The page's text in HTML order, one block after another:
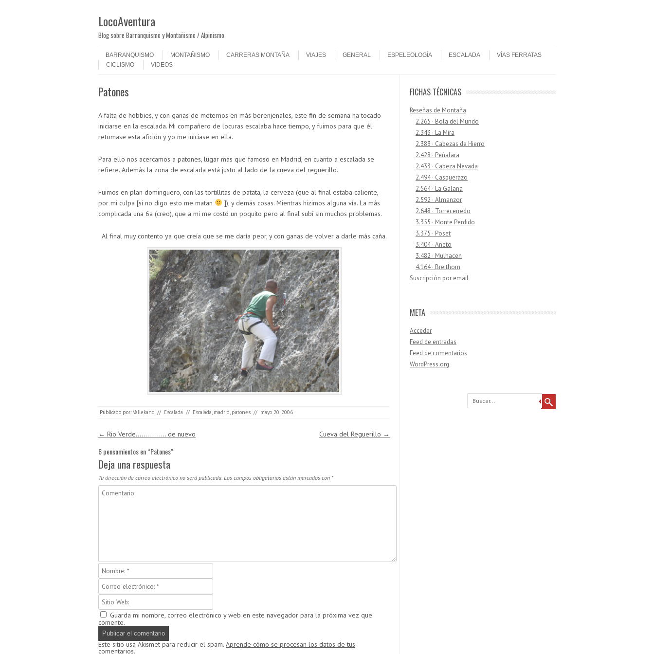
LocoAventura
Blog sobre Barranquismo y Montañismo / Alpinismo
Menú
BARRANQUISMO
MONTAÑISMO CARRERAS MONTAÑA VIAJES GENERAL ESPELEOLOGÍA ESCALADA
VÍAS FERRATAS
CICLISMO
VIDEOS
Patones
A falta de hobbies, y con ganas de meternos en más berenjenales, este fin de semana ha tocado
iniciarse en la escalada. Mi compañero de locuras escalaba hace tiempo, y fuimos para que él
retomase esta afición y yo me iniciase en ella.
Para ello nos acercamos a patones, lugar más que famoso en Madrid, en cuanto a escalada se
refiere. Además la zona de escalada está justo al lado de la cueva del reguerillo.
Fuimos en plan dominguero, con las tortillitas de patata, la cerveza (que al final estaba caliente,
por mi culpa [si no digo esto me matan
]), y demás cosas. Mientras hizimos alguna vía. La más
complicada una 6a (creo), que a mi me costó un poquito pero al final subí sin muchos problemas.
Al final muy contento ya que creía que se me daría peor, y con ganas de volver a darle más caña.
Publicado por: Vallekano // Escalada // Escalada madrid patones // mayo 20, 2006
Navegación de entradas
← Rio Verde……………. de nuevo Cueva del Reguerillo →
6 pensamientos en “Patones”
Deja una respuesta
Tu dirección de correo electrónico no será publicada. Los campos obligatorios están marcados con *
Guarda mi nombre, correo electrónico y web en este navegador para la próxima vez que
comente.
Este sitio usa Akismet para reducir el spam. Aprende cómo se procesan los datos de tus
comentarios.
FICHAS TÉCNICAS
Reseñas de Montaña
2.265 · Bola del Mundo
2.343 · La Mira
2.383 · Cabezas de Hierro
2.428 · Peñalara
2.433 · Cabeza Nevada
2.494 · Casquerazo
2.564 · La Galana
2.592 · Almanzor
2.648 · Torrecerredo
3.355 · Monte Perdido
3.375 · Poset
3.404 · Aneto
3.482 · Mulhacen
4.164 · Breithorn
Suscripción por email
META
Acceder
Feed de entradas
Feed de comentarios
WordPress.org